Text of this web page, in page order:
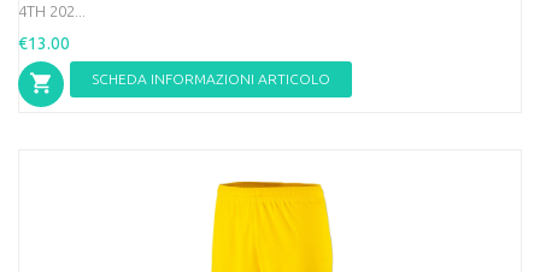
4TH 202...
€13.00
SCHEDA INFORMAZIONI ARTICOLO